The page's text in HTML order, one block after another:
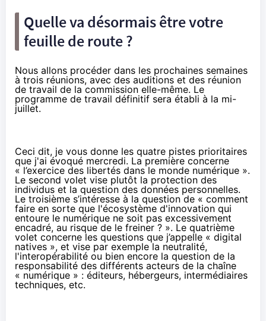
Quelle va désormais être votre
feuille de route ?
Nous allons procéder dans les prochaines semaines
à trois réunions, avec des auditions et des réunion
de travail de la commission elle-même. Le
programme de travail définitif sera établi à la mi-
juillet.
Ceci dit, je vous donne les quatre pistes prioritaires
que j'ai évoqué mercredi. La première concerne
« l’exercice des libertés dans le monde numérique ».
Le second volet vise plutôt la protection des
individus et la question des données personnelles.
Le troisième s’intéresse à la question de « comment
faire en sorte que l'écosystème d'innovation qui
entoure le numérique ne soit pas excessivement
encadré, au risque de le freiner ? ». Le quatrième
volet concerne les questions que j’appelle « digital
natives », et vise par exemple la neutralité,
l'interopérabilité ou bien encore la question de la
responsabilité des différents acteurs de la chaîne
« numérique » : éditeurs, hébergeurs, intermédiaires
techniques, etc.